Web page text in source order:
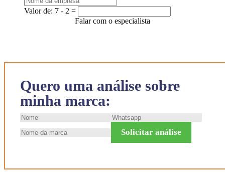
Quero uma análise sobre
minha marca:
Solicitar análise
Valor de: 7 - 2 =
Falar com o especialista